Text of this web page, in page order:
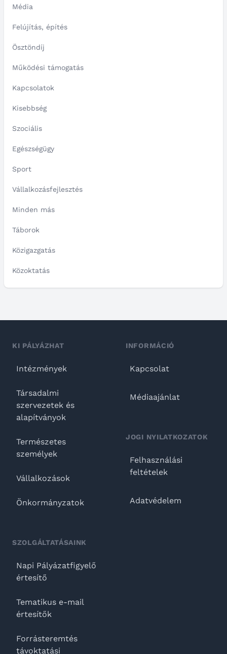
Média
Felújítás, építés
Ösztöndíj
Működési támogatás
Kapcsolatok
Kisebbség
Szociális
Egészségügy
Sport
Vállalkozásfejlesztés
Minden más
Táborok
Közigazgatás
Közoktatás
KI PÁLYÁZHAT
Intézmények
Társadalmi
szervezetek és
alapítványok
Természetes
személyek
Vállalkozások
Önkormányzatok
SZOLGÁLTATÁSAINK
Napi Pályázatfigyelő
értesítő
Tematikus e-mail
értesítők
Forrásteremtés
távoktatási
INFORMÁCIÓ
Kapcsolat
Médiaajánlat
JOGI NYILATKOZATOK
Felhasználási
feltételek
Adatvédelem